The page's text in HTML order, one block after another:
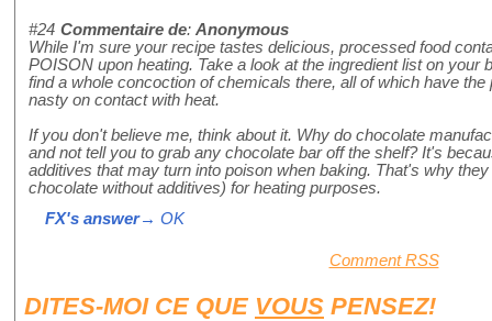
#24 Commentaire de: Anonymous
While I'm sure your recipe tastes delicious, processed food
POISON upon heating. Take a look at the ingredient list on your
find a whole concoction of chemicals there, all of which have the
nasty on contact with heat.
If you don't believe me, think about it. Why do chocolate
and not tell you to grab any chocolate bar off the shelf? It's
additives that may turn into poison when baking. That's why
chocolate without additives) for heating purposes.
FX's answer→ OK
Comment RSS
DITES-MOI CE QUE VOUS PENSEZ!